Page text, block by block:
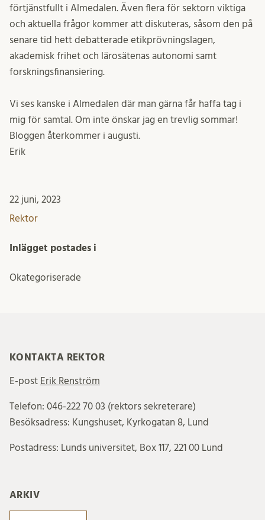
förtjänstfullt i Almedalen. Även flera för sektorn viktiga
och aktuella frågor kommer att diskuteras, såsom den på
senare tid hett debatterade etikprövningslagen,
akademisk frihet och lärosätenas autonomi samt
forskningsfinansiering.
Vi ses kanske i Almedalen där man gärna får haffa tag i
mig för samtal. Om inte önskar jag en trevlig sommar!
Bloggen återkommer i augusti.
Erik
22 juni, 2023
Rektor
Inlägget postades i
Okategoriserade
KONTAKTA REKTOR
E-post Erik Renström
Telefon: 046-222 70 03 (rektors sekreterare)
Besöksadress: Kungshuset, Kyrkogatan 8, Lund
Postadress: Lunds universitet, Box 117, 221 00 Lund
ARKIV